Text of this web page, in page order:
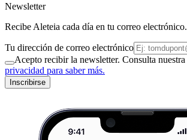
Newsletter
Recibe Aleteia cada día en tu correo electrónico.
Tu dirección de correo electrónico
Acepto recibir la newsletter. Consulta nuestra
privacidad para saber más.
Inscribirse